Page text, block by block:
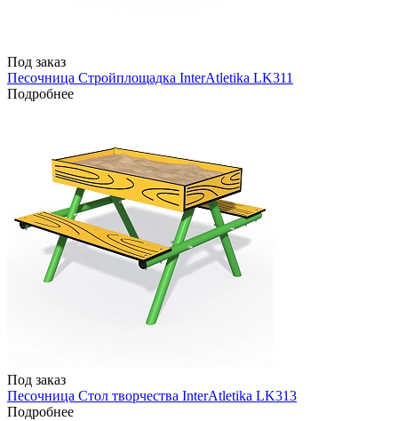
Под заказ
Песочница Стройплощадка InterAtletika LK311
Подробнее
Под заказ
Песочница Стол творчества InterAtletika LK313
Подробнее